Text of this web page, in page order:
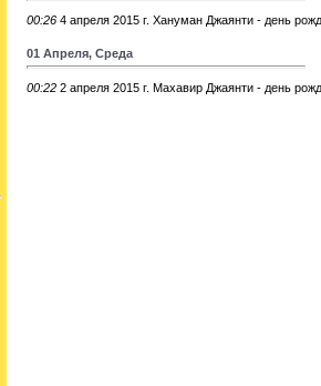
00:26 4 апреля 2015 г. Хануман Джаянти - день
01 Апреля, Среда
00:22 2 апреля 2015 г. Махавир Джаянти - день